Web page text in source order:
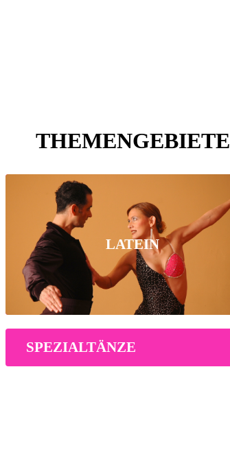
THEMENGEBIETE
LATEIN
SPEZIALTÄNZE